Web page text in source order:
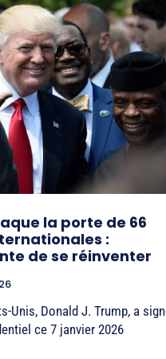
la porte de 66
:
de se réinventer
Unis, Donald J. Trump, a
ce 7 janvier 2026